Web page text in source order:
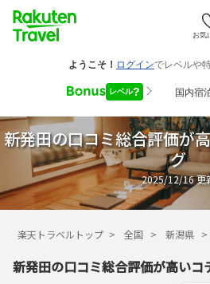
お気
新発田の口コミ総合評価が
グ
2025/12/16更
楽天トラベルトップ > 全国 > 新潟県 >
新発田の口コミ総合評価が高いコ